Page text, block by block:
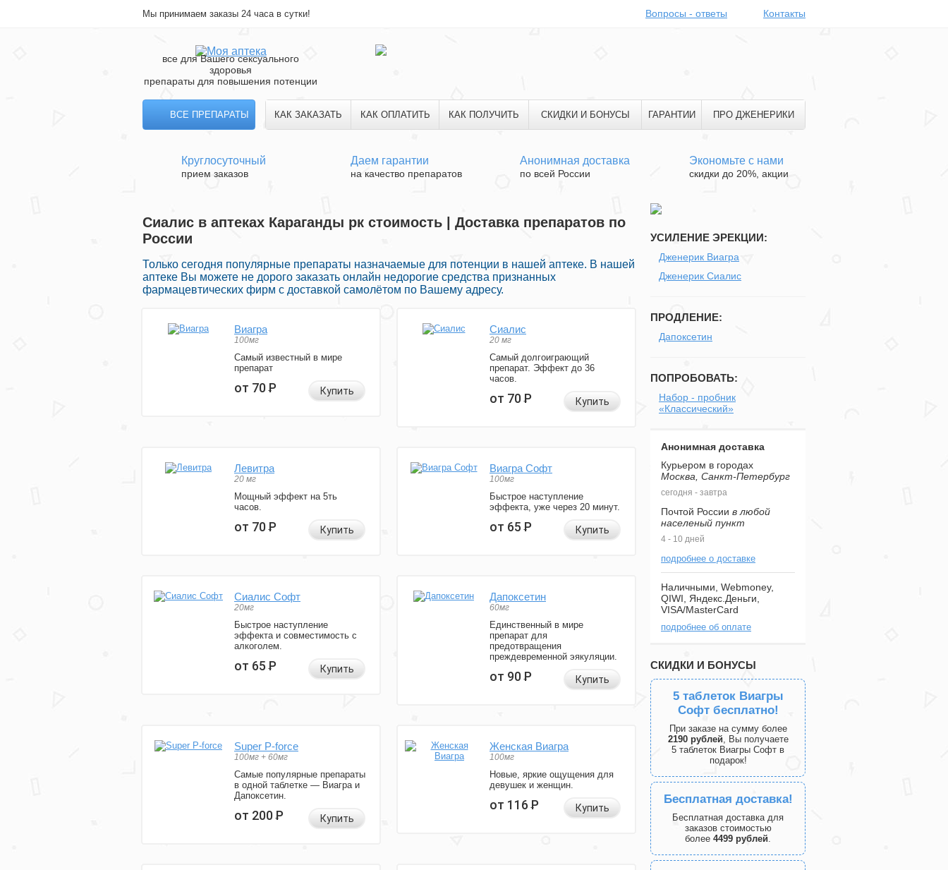
Мы принимаем заказы 24 часа в сутки! Вопросы - ответы Контакты
все для Вашего сексуального
здоровья
препараты для повышения потенции
ВСЕ ПРЕПАРАТЫ КАК ЗАКАЗАТЬ КАК ОПЛАТИТЬ КАК ПОЛУЧИТЬ СКИДКИ И БОНУСЫ ГАРАНТИИ ПРО ДЖЕНЕРИКИ
Круглосуточный
прием заказов
Даем гарантии
на качество препаратов
Анонимная доставка
по всей России
Экономьте с нами
скидки до 20%, акции
Сиалис в аптеках Караганды рк стоимость | Доставка препаратов по
России
Только сегодня популярные препараты назначаемые для потенции в нашей аптеке. В нашей
аптеке Вы можете не дорого заказать онлайн недорогие средства признанных
фармацевтических фирм с доставкой самолётом по Вашему адресу.
Виагра
100мг
Самый известный в мире
препарат
от 70Р Купить
Сиалис
20 мг
Самый долгоиграющий
препарат. Эффект до 36
часов.
от 70Р Купить
Левитра
20 мг
Мощный эффект на 5ть
часов.
от 70Р Купить
Виагра Софт
100мг
Быстрое наступление
эффекта, уже через 20 минут.
от 65Р Купить
Сиалис Софт
20мг
Быстрое наступление
эффекта и совместимость с
алкоголем.
от 65Р Купить
Дапоксетин
60мг
Единственный в мире
препарат для
предотвращения
преждевременной эякуляции.
от 90Р Купить
Super P-force
100мг + 60мг
Самые популярные препараты
в одной таблетке — Виагра и
Дапоксетин.
от 200Р Купить
Женская Виагра
100мг
Новые, яркие ощущения для
девушек и женщин.
от 116Р Купить
УСИЛЕНИЕ ЭРЕКЦИИ:
Дженерик Виагра
Дженерик Сиалис
ПРОДЛЕНИЕ:
Дапоксетин
ПОПРОБОВАТЬ:
Набор - пробник
«Классический»
Анонимная доставка
Курьером в городах
Москва, Санкт-Петербург
сегодня - завтра
Почтой России в любой
населеный пункт
4 - 10 дней
подробнее о доставке
Наличными, Webmoney,
QIWI, Яндекс.Деньги,
VISA/MasterCard
подробнее об оплате
СКИДКИ И БОНУСЫ
5 таблеток Виагры
Софт бесплатно!
При заказе на сумму более
2190 рублей, Вы получаете
5 таблеток Виагры Софт в
подарок!
Бесплатная доставка!
Бесплатная доставка для
заказов стоимостью
более 4499 рублей.